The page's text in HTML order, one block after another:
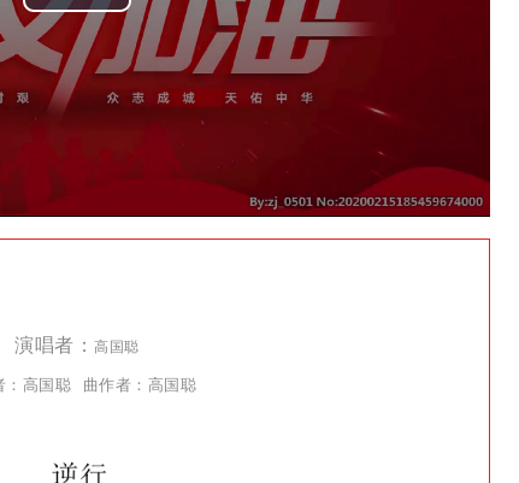
Play
Video
演唱者：高国聪
：高国聪 曲作者：高国聪